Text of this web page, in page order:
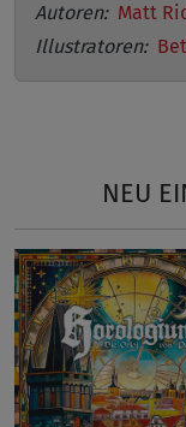
Autoren: Matt
Illustratoren:
NEU